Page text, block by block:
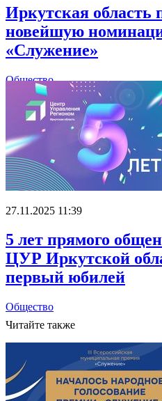
Иркутская область
новейшую
«Служение»
Общество
27.11.2025 11:39
5 лет прямого
ЦУР Иркутской
первый юбилей
Общество
Читайте также